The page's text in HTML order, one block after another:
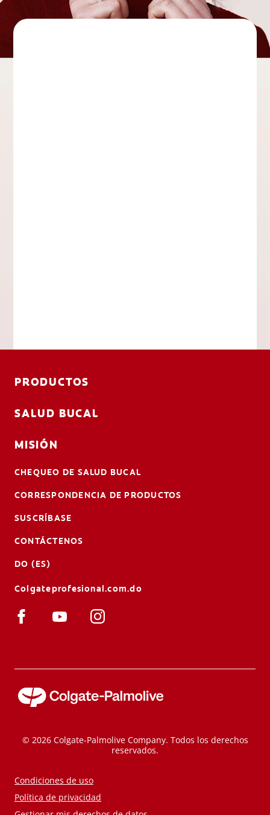
PRODUCTOS
SALUD BUCAL
MISIÓN
CHEQUEO DE SALUD BUCAL
CORRESPONDENCIA DE PRODUCTOS
SUSCRÍBASE
CONTÁCTENOS
DO (ES)
Colgateprofesional.com.do
© 2026 Colgate-Palmolive Company. Todos los derechos
reservados.
Condiciones de uso
Política de privacidad